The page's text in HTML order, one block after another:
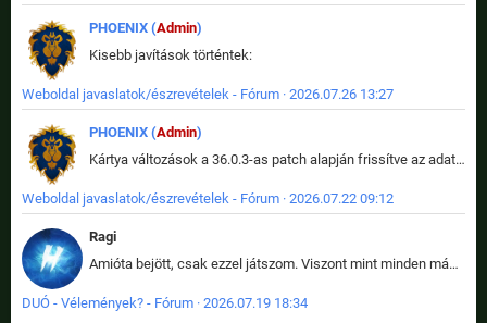
PHOENIX (Admin)
Kisebb javítások történtek:
Weboldal javaslatok/észrevételek - Fórum · 2026.07.26 13:27
PHOENIX (Admin)
Kártya változások a 36.0.3-as patch alapján frissítve az adatbázisban (képek is cserélve).
Weboldal javaslatok/észrevételek - Fórum · 2026.07.22 09:12
Ragi
Amióta bejött, csak ezzel játszom. Viszont mint minden más - akár az alapjáték is, ez is baromira összetett lett. Néha már pár kör után is esélytelen az egész. Vagy irreállisan túltápol valaki, vagy lelép a partner, vagy csak hülye mint a segg. És amikor eljönne az én időm, na akkor jön el mindenki másé is. Engem jobban érdekelne, hogy ki milyen ratingen szokott játszani. Na ez lenne egy érdekes adat.
DUÓ - Vélemények? - Fórum · 2026.07.19 18:34